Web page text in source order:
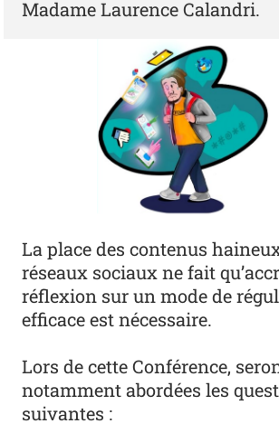
Madame Laurence Calandri.
La place des contenus
réseaux sociaux ne fait
réflexion sur un mode de
efficace est nécessaire.
Lors de cette Conférence,
notamment abordées les
suivantes :